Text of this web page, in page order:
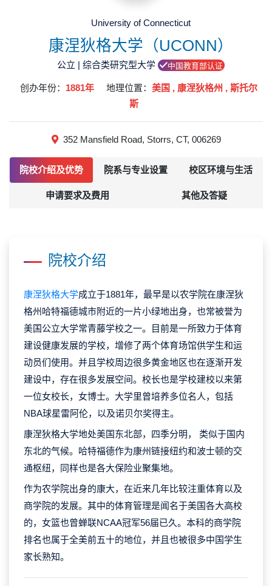
University of Connecticut
康涅狄格大学（UCONN）
公立 | 综合类研究型大学 中国教育部认证
创办年份： 1881年 地理位置： 美国 , 康涅狄格州 , 斯托尔
斯
352 Mansfield Road, Storrs, CT, 006269
院校介绍及优势 院系与专业设置 校区环境与生活
申请要求及费用 其他及答疑
院校介绍
康涅狄格大学成立于1881年，最早是以农学院在康涅狄
格州哈特福德城市附近的一片小绿地出身，也常被誉为
美国公立大学常青藤学校之一。目前是一所致力于体育
建设健康发展的学校，增修了两个体育场馆供学生和运
动员们使用。并且学校周边很多黄金地区也在逐渐开发
建设中，存在很多发展空间。校长也是学校建校以来第
一位女校长，女博士。大学里曾培养多位名人，包括
NBA球星雷阿伦，以及诺贝尔奖得主。
康涅狄格大学地处美国东北部，四季分明， 类似于国内
东北的气候。哈特福德作为康州链接纽约和波士顿的交
通枢纽，同样也是各大保险业聚集地。
作为农学院出身的康大，在近来几年比较注重体育以及
商学院的发展。其中的体育管理是闻名于美国各大高校
的，女篮也曾蝉联NCAA冠军56届已久。本科的商学院
排名也属于全美前五十的地位，并且也被很多中国学生
家长熟知。